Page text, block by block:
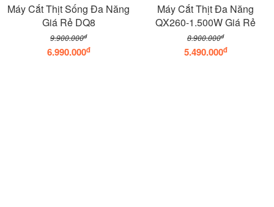
Máy Cắt Thịt Sống Đa Năng
Giá Rẻ DQ8
9.900.000đ
6.990.000đ
Máy Cắt Thịt Đa Năng
QX260-1.500W Giá Rẻ
8.900.000đ
5.490.000đ